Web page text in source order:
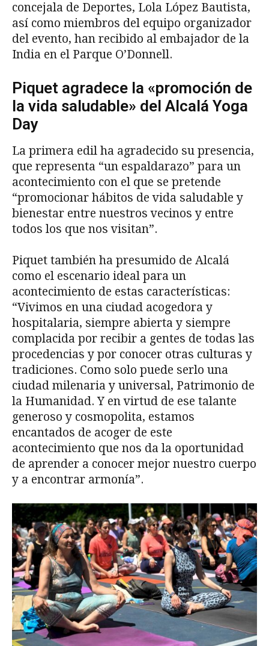
concejala de Deportes, Lola López Bautista,
así como miembros del equipo organizador
del evento, han recibido al embajador de la
India en el Parque O’Donnell.
Piquet agradece la «promoción de
la vida saludable» del Alcalá Yoga
Day
La primera edil ha agradecido su presencia,
que representa “un espaldarazo” para un
acontecimiento con el que se pretende
“promocionar hábitos de vida saludable y
bienestar entre nuestros vecinos y entre
todos los que nos visitan”.
Piquet también ha presumido de Alcalá
como el escenario ideal para un
acontecimiento de estas características:
“Vivimos en una ciudad acogedora y
hospitalaria, siempre abierta y siempre
complacida por recibir a gentes de todas las
procedencias y por conocer otras culturas y
tradiciones. Como solo puede serlo una
ciudad milenaria y universal, Patrimonio de
la Humanidad. Y en virtud de ese talante
generoso y cosmopolita, estamos
encantados de acoger de este
acontecimiento que nos da la oportunidad
de aprender a conocer mejor nuestro cuerpo
y a encontrar armonía”.